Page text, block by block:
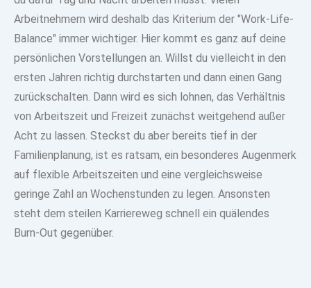
Arbeitnehmern wird deshalb das Kriterium der "Work-Life-
Balance" immer wichtiger. Hier kommt es ganz auf deine
persönlichen Vorstellungen an. Willst du vielleicht in den
ersten Jahren richtig durchstarten und dann einen Gang
zurückschalten. Dann wird es sich lohnen, das Verhältnis
von Arbeitszeit und Freizeit zunächst weitgehend außer
Acht zu lassen. Steckst du aber bereits tief in der
Familienplanung, ist es ratsam, ein besonderes Augenmerk
auf flexible Arbeitszeiten und eine vergleichsweise
geringe Zahl an Wochenstunden zu legen. Ansonsten
steht dem steilen Karriereweg schnell ein quälendes
Burn-Out gegenüber.